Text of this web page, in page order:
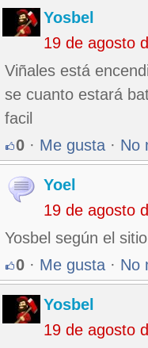
Yosbel
19 de agosto
Viñales está
se cuanto estará
facil
0 · Me gusta · No
Yoel
19 de agosto
Yosbel según el
0 · Me gusta · No
Yosbel
19 de agosto